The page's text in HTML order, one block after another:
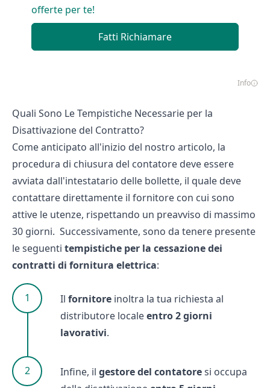
offerte per te!
Fatti Richiamare
Info
Quali Sono Le Tempistiche Necessarie per la
Disattivazione del Contratto?
Come anticipato all'inizio del nostro articolo, la
procedura di chiusura del contatore deve essere
avviata dall'intestatario delle bollette, il quale deve
contattare direttamente il fornitore con cui sono
attive le utenze, rispettando un preavviso di massimo
30 giorni. Successivamente, sono da tenere presente
le seguenti tempistiche per la cessazione dei
contratti di fornitura elettrica:
Il fornitore inoltra la tua richiesta al
distributore localeentro 2 giorni
lavorativi.
Infine, il gestore del contatoresi occupa